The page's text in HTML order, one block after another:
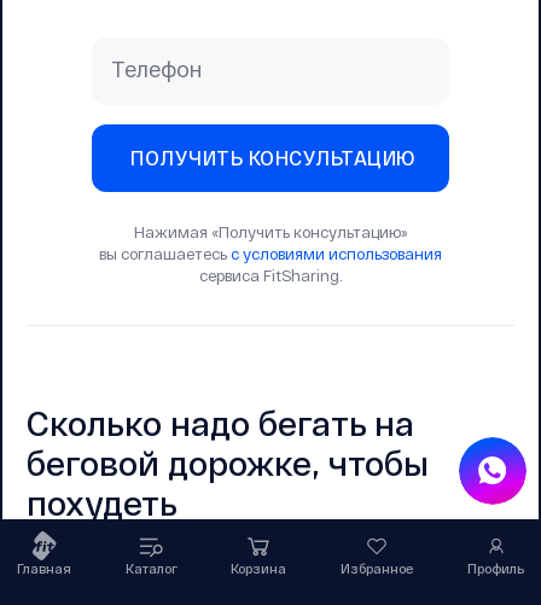
Главная Каталог Корзина Избранное Профиль
Телефон
ПОЛУЧИТЬ КОНСУЛЬТАЦИЮ
Нажимая «Получить консультацию»
вы соглашаетесьс условиями использования
сервиса FitSharing.
Сколько надо бегать на
беговой дорожке, чтобы
похудеть
Для снижения веса необходимы регулярные